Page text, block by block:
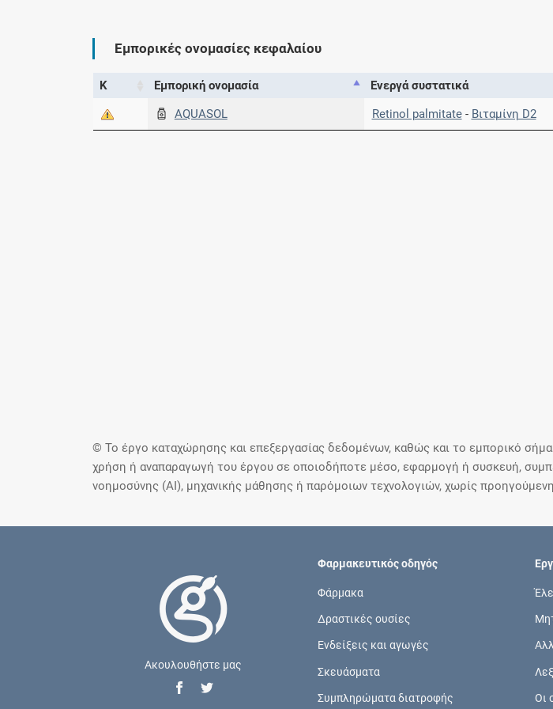
Εμπορικές ονομασίες κεφαλαίου
Κ Εμπορική ονομασία Ενεργά συστατικά
AQUASOL
Retinol palmitate- Βιταμίνη D2
© Το έργο καταχώρησης και επεξεργασίας δεδομένων, καθώς και το εμπορικό
χρήση ή αναπαραγωγή του έργου σε οποιοδήποτε μέσο, εφαρμογή ή συσκευή,
νοημοσύνης (AI), μηχανικής μάθησης ή παρόμοιων τεχνολογιών, χωρίς
Ακουλουθήστε μας
Φαρμακευτικός οδηγός
Φάρμακα
Δραστικές ουσίες
Ενδείξεις και αγωγές
Σκευάσματα
Συμπληρώματα διατροφής Οι